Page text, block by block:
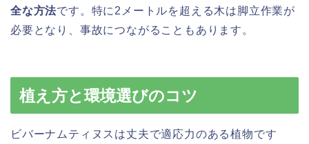
全な方法です。特に2メートルを超える木は脚立作業が
必要となり、事故につながることもあります。
植え方と環境選びのコツ
ビバーナムティヌスは丈夫で適応力のある植物です